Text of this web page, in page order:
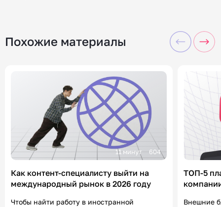
Похожие материалы
11 минут 604
Как контент-специалисту выйти на
международный рынок в 2026 году
Чтобы найти работу в иностранной
ТОП-5
Внешние